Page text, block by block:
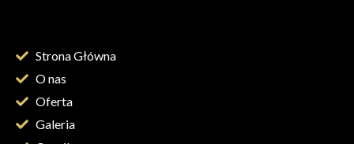
Strona Główna
O nas
Oferta
Galeria